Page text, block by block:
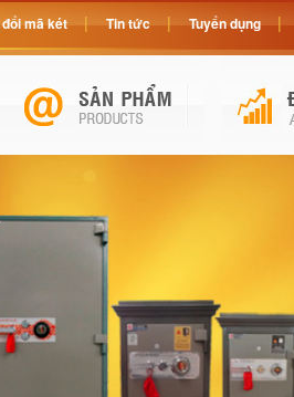
mã két Tin tức Tuyển dụng